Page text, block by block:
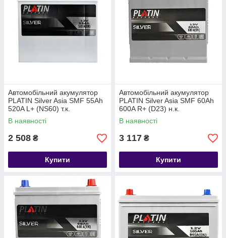
Автомобільний акумулятор
PLATIN Silver Asia SMF 55Ah
520A L+ (NS60) т.к.
В наявності
2 508 ₴
Купити
Автомобільний акумулятор
PLATIN Silver Asia SMF 60Ah
600A R+ (D23) н.к.
В наявності
3 117 ₴
Купити